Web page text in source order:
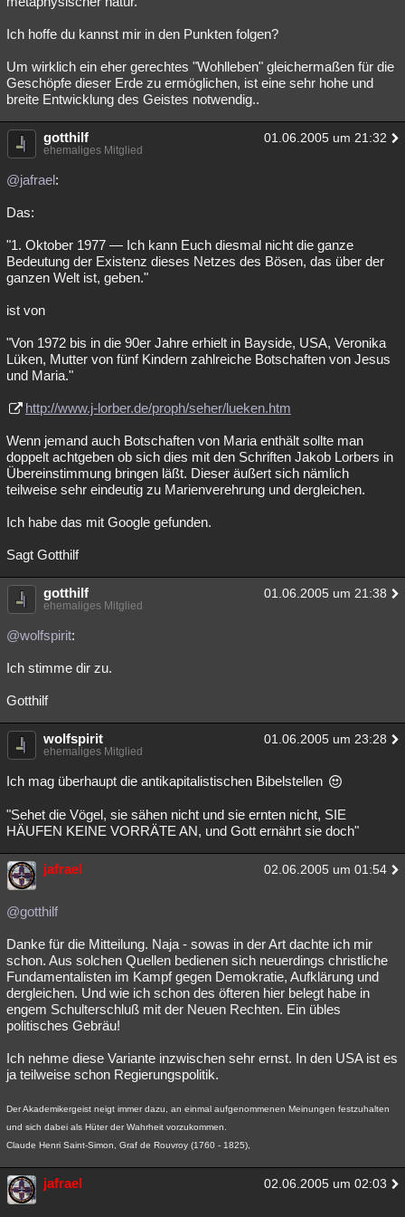
Ich hoffe du kannst mir in den Punkten folgen?
Um wirklich ein eher gerechtes "Wohlleben" gleichermaßen für die
Geschöpfe dieser Erde zu ermöglichen, ist eine sehr hohe und
breite Entwicklung des Geistes notwendig..
gotthilf 01.06.2005 um 21:32
ehemaliges Mitglied
@jafrael:
Das:
"1. Oktober 1977 — Ich kann Euch diesmal nicht die ganze
Bedeutung der Existenz dieses Netzes des Bösen, das über der
ganzen Welt ist, geben."
ist von
"Von 1972 bis in die 90er Jahre erhielt in Bayside, USA, Veronika
Lüken, Mutter von fünf Kindern zahlreiche Botschaften von Jesus
und Maria."
http://www.j-lorber.de/proph/seher/lueken.htm
Wenn jemand auch Botschaften von Maria enthält sollte man
doppelt achtgeben ob sich dies mit den Schriften Jakob Lorbers in
Übereinstimmung bringen läßt. Dieser äußert sich nämlich
teilweise sehr eindeutig zu Marienverehrung und dergleichen.
Ich habe das mit Google gefunden.
Sagt Gotthilf
gotthilf 01.06.2005 um 21:38
ehemaliges Mitglied
@wolfspirit:
Ich stimme dir zu.
Gotthilf
wolfspirit 01.06.2005 um 23:28
ehemaliges Mitglied
Ich mag überhaupt die antikapitalistischen Bibelstellen
"Sehet die Vögel, sie sähen nicht und sie ernten nicht, SIE
HÄUFEN KEINE VORRÄTE AN, und Gott ernährt sie doch"
jafrael 02.06.2005 um 01:54
@gotthilf
Danke für die Mitteilung. Naja - sowas in der Art dachte ich mir
schon. Aus solchen Quellen bedienen sich neuerdings christliche
Fundamentalisten im Kampf gegen Demokratie, Aufklärung und
dergleichen. Und wie ich schon des öfteren hier belegt habe in
engem Schulterschluß mit der Neuen Rechten. Ein übles
politisches Gebräu!
Ich nehme diese Variante inzwischen sehr ernst. In den USA ist es
ja teilweise schon Regierungspolitik.
Der Akademikergeist neigt immer dazu, an einmal aufgenommenen Meinungen festzuhalten
und sich dabei als Hüter der Wahrheit vorzukommen.
Claude Henri Saint-Simon, Graf de Rouvroy (1760 - 1825),
jafrael 02.06.2005 um 02:03